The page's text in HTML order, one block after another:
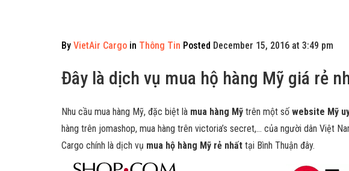
By VietAir Cargo in Thông Tin Posted December 15, 2016 at 3:49 pm
Đây là dịch vụ mua hộ hàng Mỹ giá rẻ
Nhu cầu mua hàng Mỹ, đặc biệt là mua hàng Mỹ trên một số website Mỹ
hàng trên jomashop, mua hàng trên victoria’s secret,… của người dân Việt
Cargo chính là dịch vụ mua hộ hàng Mỹ rẻ nhất tại Bình Thuận đây.